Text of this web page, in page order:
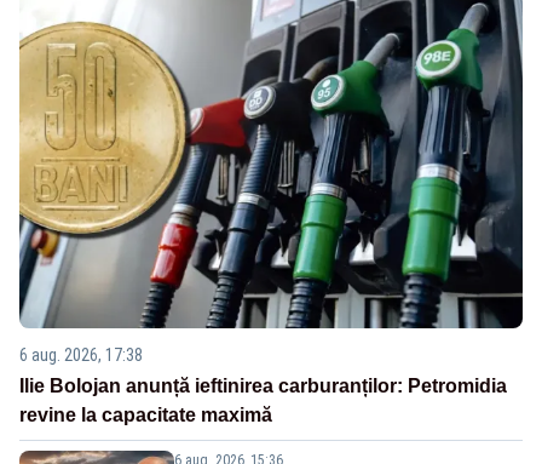
6 aug. 2026, 17:38
Ilie Bolojan anunță ieftinirea carburanților: Petromidia
revine la capacitate maximă
6 aug. 2026, 15:36